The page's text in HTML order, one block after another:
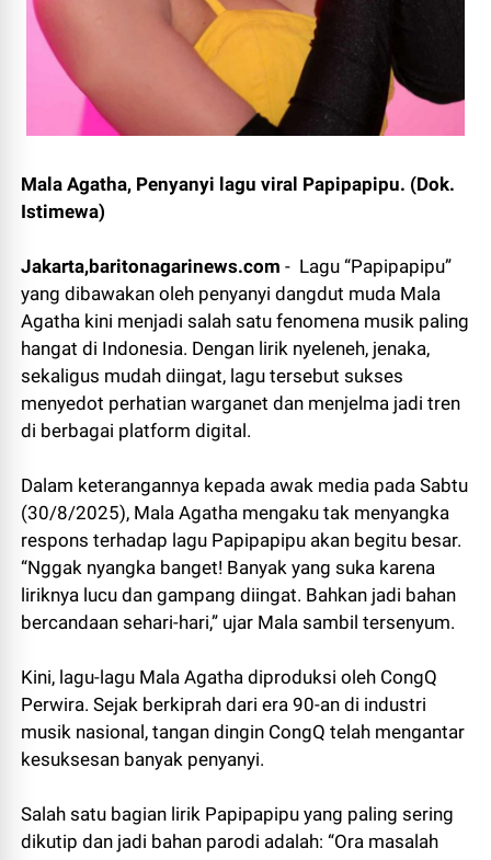
Mala Agatha, Penyanyi lagu viral Papipapipu. (Dok.
Istimewa)
Jakarta,baritonagarinews.com- Lagu “Papipapipu”
yang dibawakan oleh penyanyi dangdut muda Mala
Agatha kini menjadi salah satu fenomena musik paling
hangat di Indonesia. Dengan lirik nyeleneh, jenaka,
sekaligus mudah diingat, lagu tersebut sukses
menyedot perhatian warganet dan menjelma jadi tren
di berbagai platform digital.
Dalam keterangannya kepada awak media pada Sabtu
(30/8/2025), Mala Agatha mengaku tak menyangka
respons terhadap lagu Papipapipu akan begitu besar.
“Nggak nyangka banget! Banyak yang suka karena
liriknya lucu dan gampang diingat. Bahkan jadi bahan
bercandaan sehari-hari,” ujar Mala sambil tersenyum.
Kini, lagu-lagu Mala Agatha diproduksi oleh CongQ
Perwira. Sejak berkiprah dari era 90-an di industri
musik nasional, tangan dingin CongQ telah mengantar
kesuksesan banyak penyanyi.
Salah satu bagian lirik Papipapipu yang paling sering
dikutip dan jadi bahan parodi adalah: “Ora masalah